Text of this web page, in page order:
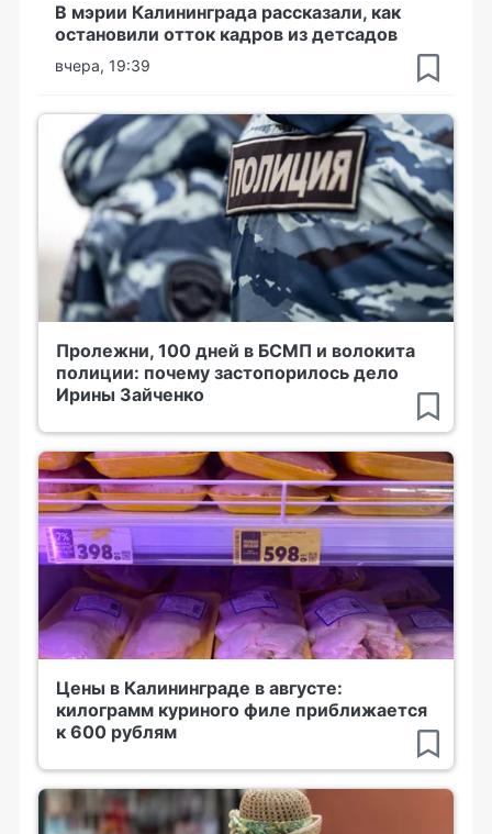
В мэрии Калининграда рассказали, как
остановили отток кадров из детсадов
вчера, 19:39
Пролежни, 100 дней в БСМП и волокита
полиции: почему застопорилось дело
Ирины Зайченко
Цены в Калининграде в августе:
килограмм куриного филе приближается
к 600 рублям